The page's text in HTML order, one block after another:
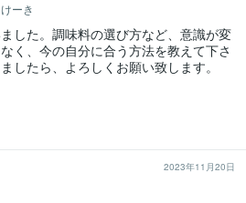
ーき
した。調味料の選び方など、意識が変
く、今の自分に合う方法を教えて下さ
したら、よろしくお願い致します。
2023年11月20日